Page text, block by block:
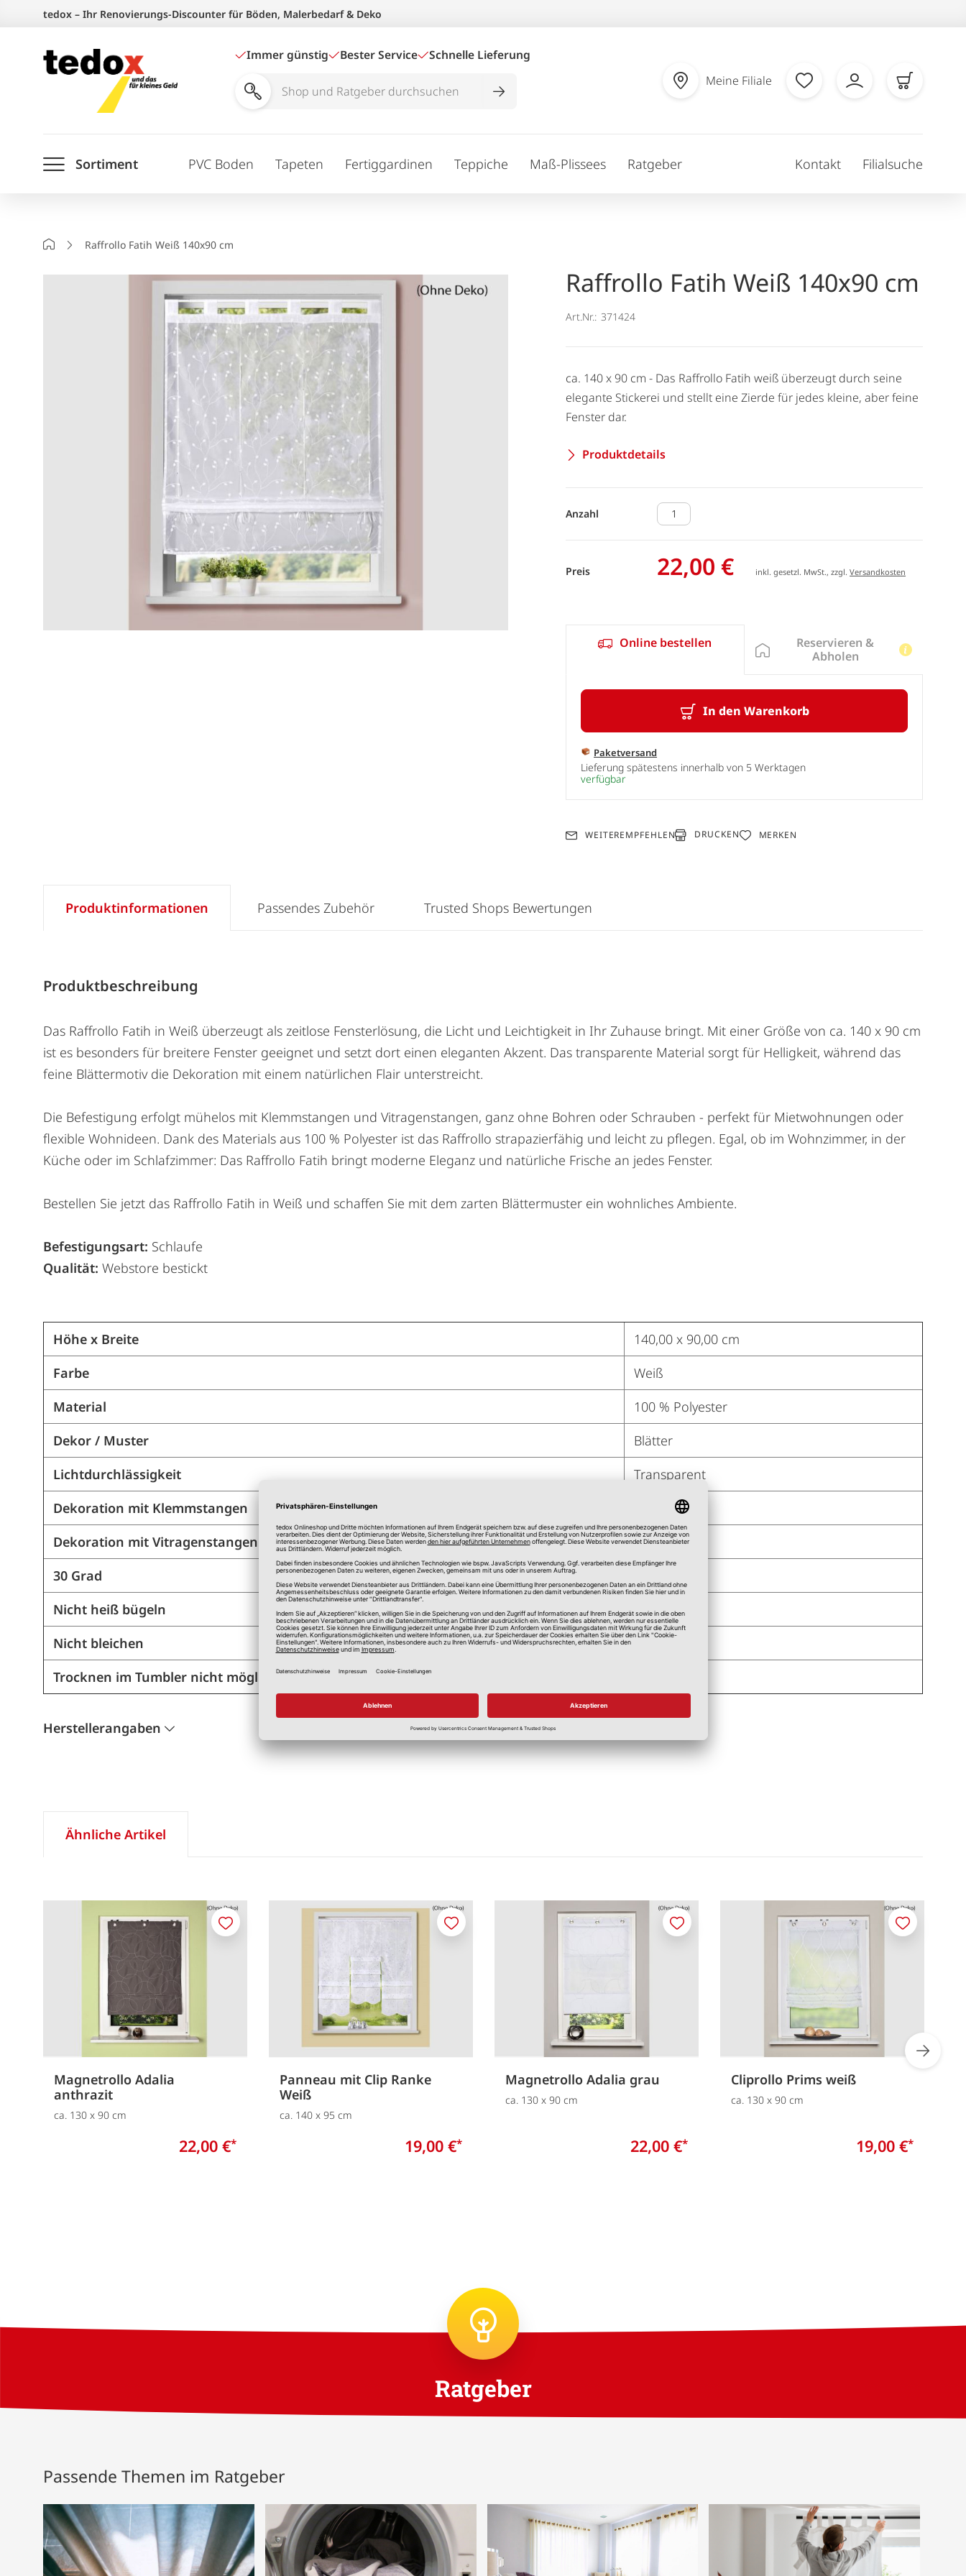
springen
tedox – Ihr Renovierungs-Discounter für Böden, Malerbedarf & Deko
Immer günstig Bester Service Schnelle Lieferung
Shop
durchsuchen
Meine Filiale
Sortiment PVC Boden Tapeten Fertiggardinen Teppiche Maß-Plissees Ratgeber Kontakt Filialsuche
StartseiteRaffrollo Fatih Weiß 140x90 cm
Raffrollo Fatih Weiß 140x90 cm
Art.Nr.: 371424
ca. 140 x 90 cm - Das Raffrollo Fatih weiß überzeugt durch seine
elegante Stickerei und stellt eine Zierde für jedes kleine, aber feine
Fenster dar.
Produktdetails
Anzahl
Preis 22,00 € inkl. gesetzl. MwSt., zzgl.Versandkosten
Online bestellen
In den Warenkorb
Paketversand
Lieferung spätestens innerhalb von 5 Werktagen
verfügbar
Reservieren &
Abholen
WEITEREMPFEHLEN DRUCKEN MERKEN
Produktinformationen
Produktbeschreibung
Das Raffrollo Fatih in Weiß überzeugt als zeitlose Fensterlösung, die Licht und Leichtigkeit in Ihr Zuhause bringt. Mit einer Größe von ca. 140 x 90 cm
ist es besonders für breitere Fenster geeignet und setzt dort einen eleganten Akzent. Das transparente Material sorgt für Helligkeit, während das
feine Blättermotiv die Dekoration mit einem natürlichen Flair unterstreicht.
Die Befestigung erfolgt mühelos mit Klemmstangen und Vitragenstangen, ganz ohne Bohren oder Schrauben - perfekt für Mietwohnungen oder
flexible Wohnideen. Dank des Materials aus 100 % Polyester ist das Raffrollo strapazierfähig und leicht zu pflegen. Egal, ob im Wohnzimmer, in der
Küche oder im Schlafzimmer: Das Raffrollo Fatih bringt moderne Eleganz und natürliche Frische an jedes Fenster.
Bestellen Sie jetzt das Raffrollo Fatih in Weiß und schaffen Sie mit dem zarten Blättermuster ein wohnliches Ambiente.
Befestigungsart: Schlaufe
Qualität: Webstore bestickt
Höhe x Breite
140,00 x 90,00 cm
Farbe
Weiß
Material
100 % Polyester
Dekor / Muster
Blätter
Lichtdurchlässigkeit
Transparent
Dekoration mit Klemmstangen
Dekoration mit Vitragenstangen
Ja
30 Grad
Nicht heiß bügeln
Ja
Nicht bleichen
Ja
Trocknen im Tumbler nicht möglich
Herstellerangaben
Passendes Zubehör Trusted Shops Bewertungen
Ähnliche Artikel
Magnetrollo Adalia
anthrazit
ca. 130 x 90 cm
22,00 €*
Merken
Panneau mit Clip Ranke
Weiß
ca. 140 x 95 cm
19,00 €*
Merken
Magnetrollo Adalia grau
ca. 130 x 90 cm
22,00 €*
Merken
Cliprollo Prims weiß
ca. 130 x 90 cm
19,00 €*
Merken
Ratgeber
Passende Themen im Ratgeber